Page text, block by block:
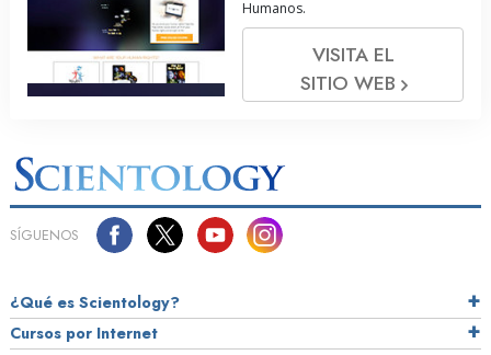
Humanos.
VISITA EL
SITIO WEB
SÍGUENOS
¿Qué es Scientology?
Cursos por Internet